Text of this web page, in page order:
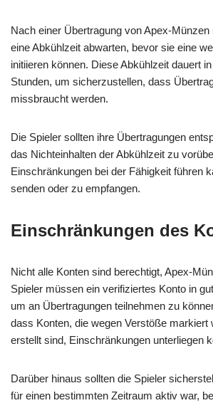
Nach einer Übertragung von Apex-
eine Abkühlzeit abwarten, bevor sie eine
initiieren können. Diese Abkühlzeit dauert
Stunden, um sicherzustellen, dass
missbraucht werden.
Die Spieler sollten ihre Übertragungen
das Nichteinhalten der Abkühlzeit zu
Einschränkungen bei der Fähigkeit führen
senden oder zu empfangen.
Einschränkungen des
Nicht alle Konten sind berechtigt, Apex-
Spieler müssen ein verifiziertes Konto in
um an Übertragungen teilnehmen zu
dass Konten, die wegen Verstöße markiert
erstellt sind, Einschränkungen unterliegen
Darüber hinaus sollten die Spieler
für einen bestimmten Zeitraum aktiv war,